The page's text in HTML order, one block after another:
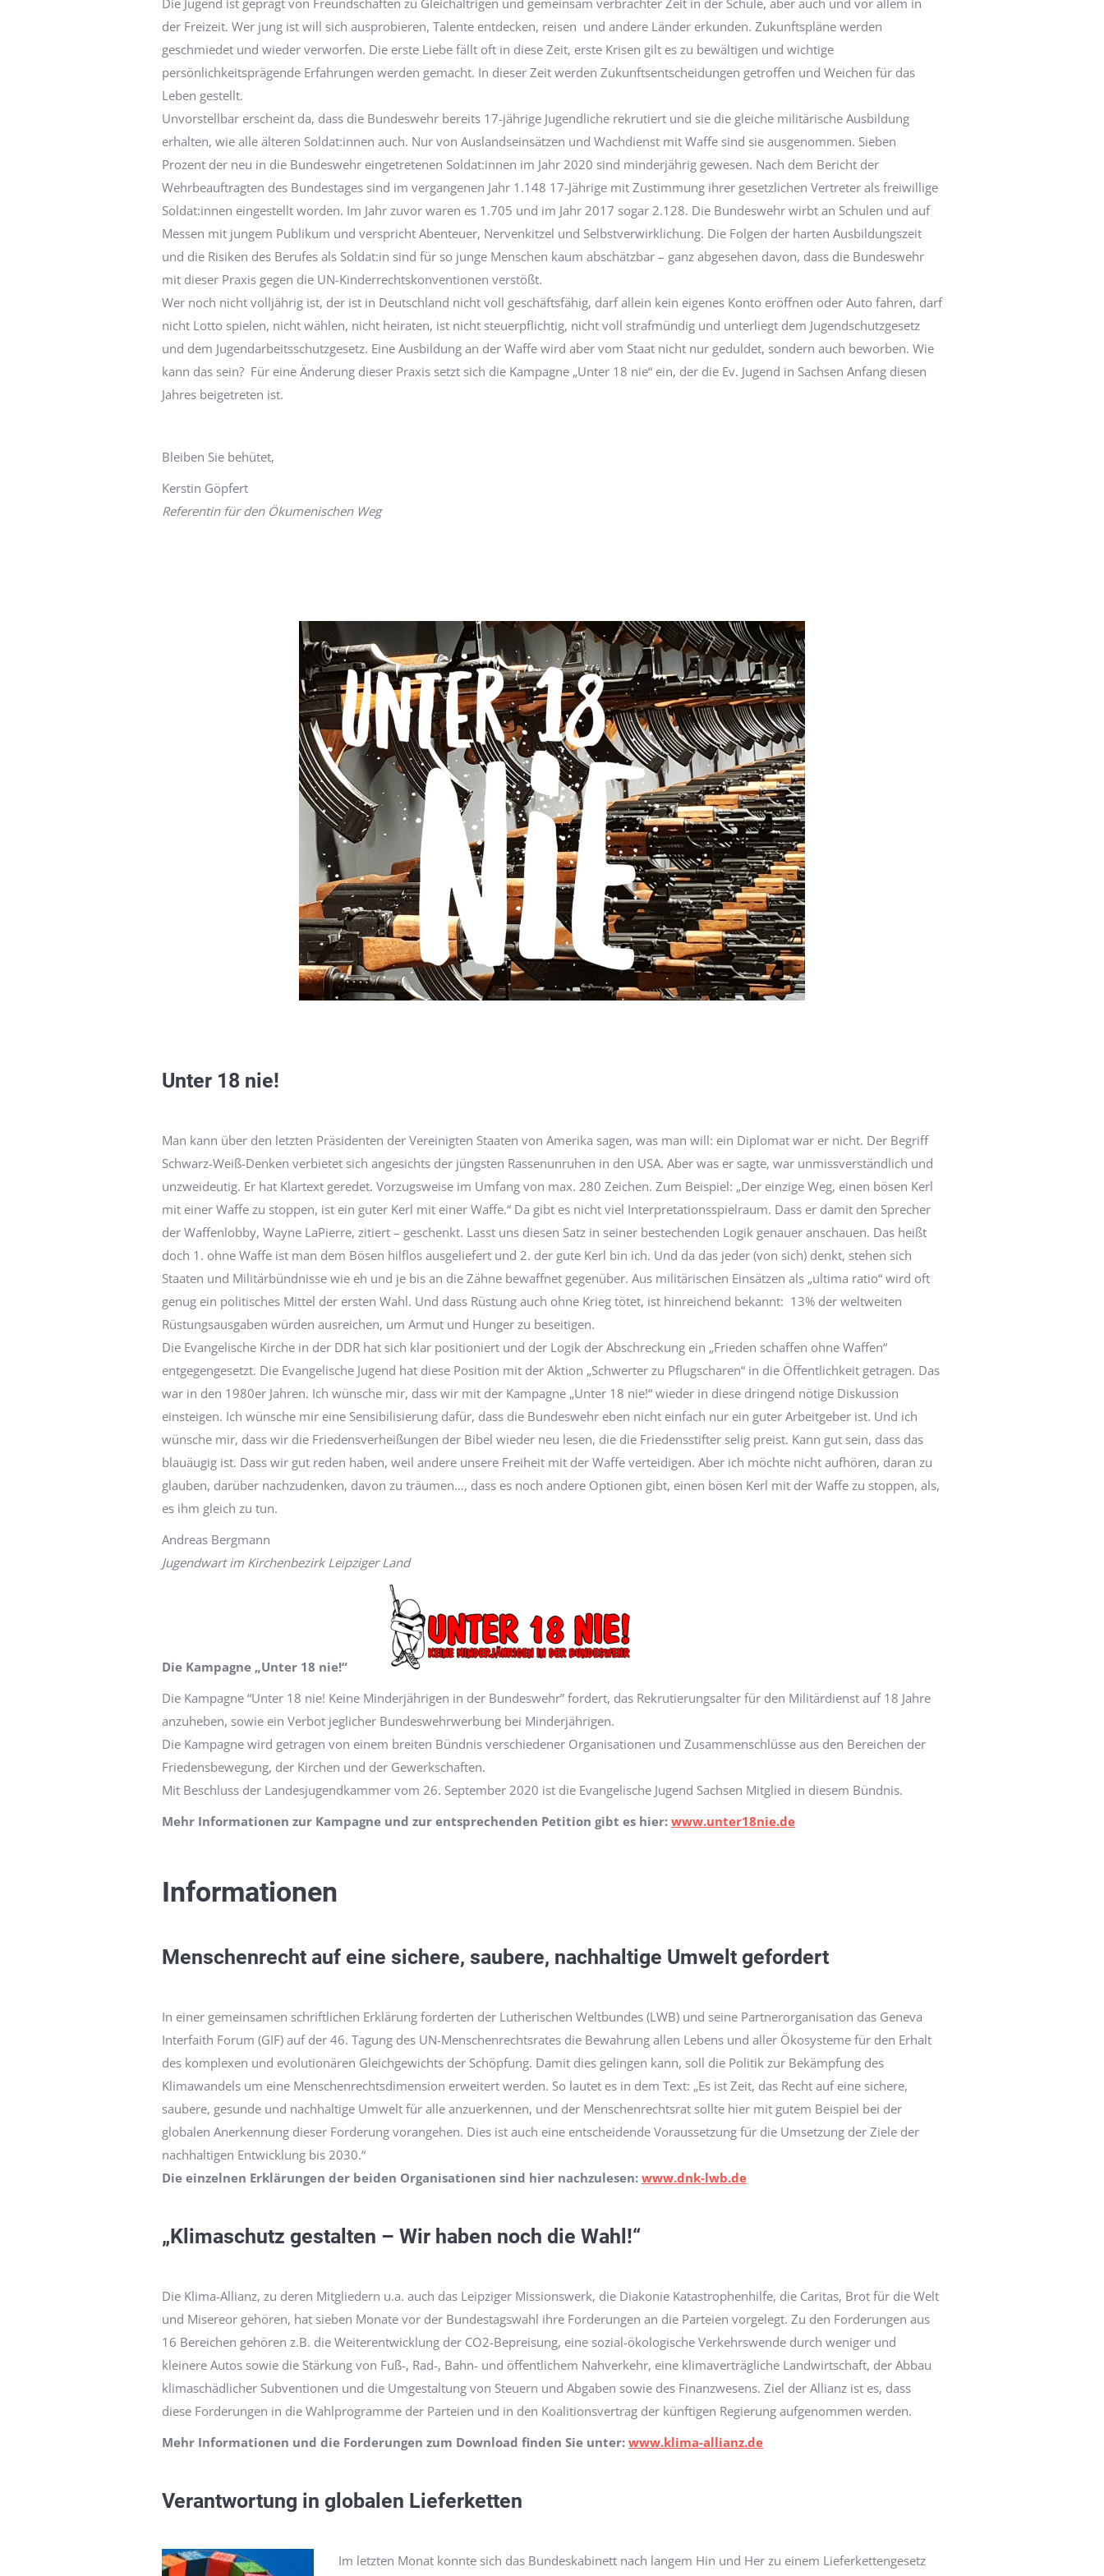
Die Jugend ist geprägt von Freundschaften zu Gleichaltrigen und gemeinsam verbrachter Zeit in der Schule, aber auch und vor allem in
der Freizeit. Wer jung ist will sich ausprobieren, Talente entdecken, reisen und andere Länder erkunden. Zukunftspläne werden
geschmiedet und wieder verworfen. Die erste Liebe fällt oft in diese Zeit, erste Krisen gilt es zu bewältigen und wichtige
persönlichkeitsprägende Erfahrungen werden gemacht. In dieser Zeit werden Zukunftsentscheidungen getroffen und Weichen für das
Leben gestellt.
Unvorstellbar erscheint da, dass die Bundeswehr bereits 17-jährige Jugendliche rekrutiert und sie die gleiche militärische Ausbildung
erhalten, wie alle älteren Soldat:innen auch. Nur von Auslandseinsätzen und Wachdienst mit Waffe sind sie ausgenommen. Sieben
Prozent der neu in die Bundeswehr eingetretenen Soldat:innen im Jahr 2020 sind minderjährig gewesen. Nach dem Bericht der
Wehrbeauftragten des Bundestages sind im vergangenen Jahr 1.148 17-Jährige mit Zustimmung ihrer gesetzlichen Vertreter als freiwillige
Soldat:innen eingestellt worden. Im Jahr zuvor waren es 1.705 und im Jahr 2017 sogar 2.128. Die Bundeswehr wirbt an Schulen und auf
Messen mit jungem Publikum und verspricht Abenteuer, Nervenkitzel und Selbstverwirklichung. Die Folgen der harten Ausbildungszeit
und die Risiken des Berufes als Soldat:in sind für so junge Menschen kaum abschätzbar – ganz abgesehen davon, dass die Bundeswehr
mit dieser Praxis gegen die UN-Kinderrechtskonventionen verstößt.
Wer noch nicht volljährig ist, der ist in Deutschland nicht voll geschäftsfähig, darf allein kein eigenes Konto eröffnen oder Auto fahren, darf
nicht Lotto spielen, nicht wählen, nicht heiraten, ist nicht steuerpflichtig, nicht voll strafmündig und unterliegt dem Jugendschutzgesetz
und dem Jugendarbeitsschutzgesetz. Eine Ausbildung an der Waffe wird aber vom Staat nicht nur geduldet, sondern auch beworben. Wie
kann das sein? Für eine Änderung dieser Praxis setzt sich die Kampagne „Unter 18 nie“ ein, der die Ev. Jugend in Sachsen Anfang diesen
Jahres beigetreten ist.
Bleiben Sie behütet,
Kerstin Göpfert
Referentin für den Ökumenischen Weg
Unter 18 nie!
Man kann über den letzten Präsidenten der Vereinigten Staaten von Amerika sagen, was man will: ein Diplomat war er nicht. Der Begriff
Schwarz-Weiß-Denken verbietet sich angesichts der jüngsten Rassenunruhen in den USA. Aber was er sagte, war unmissverständlich und
unzweideutig. Er hat Klartext geredet. Vorzugsweise im Umfang von max. 280 Zeichen. Zum Beispiel: „Der einzige Weg, einen bösen Kerl
mit einer Waffe zu stoppen, ist ein guter Kerl mit einer Waffe.“ Da gibt es nicht viel Interpretationsspielraum. Dass er damit den Sprecher
der Waffenlobby, Wayne LaPierre, zitiert – geschenkt. Lasst uns diesen Satz in seiner bestechenden Logik genauer anschauen. Das heißt
doch 1. ohne Waffe ist man dem Bösen hilflos ausgeliefert und 2. der gute Kerl bin ich. Und da das jeder (von sich) denkt, stehen sich
Staaten und Militärbündnisse wie eh und je bis an die Zähne bewaffnet gegenüber. Aus militärischen Einsätzen als „ultima ratio“ wird oft
genug ein politisches Mittel der ersten Wahl. Und dass Rüstung auch ohne Krieg tötet, ist hinreichend bekannt: 13% der weltweiten
Rüstungsausgaben würden ausreichen, um Armut und Hunger zu beseitigen.
Die Evangelische Kirche in der DDR hat sich klar positioniert und der Logik der Abschreckung ein „Frieden schaffen ohne Waffen“
entgegengesetzt. Die Evangelische Jugend hat diese Position mit der Aktion „Schwerter zu Pflugscharen“ in die Öffentlichkeit getragen. Das
war in den 1980er Jahren. Ich wünsche mir, dass wir mit der Kampagne „Unter 18 nie!“ wieder in diese dringend nötige Diskussion
einsteigen. Ich wünsche mir eine Sensibilisierung dafür, dass die Bundeswehr eben nicht einfach nur ein guter Arbeitgeber ist. Und ich
wünsche mir, dass wir die Friedensverheißungen der Bibel wieder neu lesen, die die Friedensstifter selig preist. Kann gut sein, dass das
blauäugig ist. Dass wir gut reden haben, weil andere unsere Freiheit mit der Waffe verteidigen. Aber ich möchte nicht aufhören, daran zu
glauben, darüber nachzudenken, davon zu träumen…, dass es noch andere Optionen gibt, einen bösen Kerl mit der Waffe zu stoppen, als,
es ihm gleich zu tun.
Andreas Bergmann
Jugendwart im Kirchenbezirk Leipziger Land
Die Kampagne „Unter 18 nie!“
Die Kampagne “Unter 18 nie! Keine Minderjährigen in der Bundeswehr” fordert, das Rekrutierungsalter für den Militärdienst auf 18 Jahre
anzuheben, sowie ein Verbot jeglicher Bundeswehrwerbung bei Minderjährigen.
Die Kampagne wird getragen von einem breiten Bündnis verschiedener Organisationen und Zusammenschlüsse aus den Bereichen der
Friedensbewegung, der Kirchen und der Gewerkschaften.
Mit Beschluss der Landesjugendkammer vom 26. September 2020 ist die Evangelische Jugend Sachsen Mitglied in diesem Bündnis.
Mehr Informationen zur Kampagne und zur entsprechenden Petition gibt es hier: www.unter18nie.de
Informationen
Menschenrecht auf eine sichere, saubere, nachhaltige Umwelt gefordert
In einer gemeinsamen schriftlichen Erklärung forderten der Lutherischen Weltbundes (LWB) und seine Partnerorganisation das Geneva
Interfaith Forum (GIF) auf der 46. Tagung des UN-Menschenrechtsrates die Bewahrung allen Lebens und aller Ökosysteme für den Erhalt
des komplexen und evolutionären Gleichgewichts der Schöpfung. Damit dies gelingen kann, soll die Politik zur Bekämpfung des
Klimawandels um eine Menschenrechtsdimension erweitert werden. So lautet es in dem Text: „Es ist Zeit, das Recht auf eine sichere,
saubere, gesunde und nachhaltige Umwelt für alle anzuerkennen, und der Menschenrechtsrat sollte hier mit gutem Beispiel bei der
globalen Anerkennung dieser Forderung vorangehen. Dies ist auch eine entscheidende Voraussetzung für die Umsetzung der Ziele der
nachhaltigen Entwicklung bis 2030.“
Die einzelnen Erklärungen der beiden Organisationen sind hier nachzulesen: www.dnk-lwb.de
„Klimaschutz gestalten – Wir haben noch die Wahl!“
Die Klima-Allianz, zu deren Mitgliedern u.a. auch das Leipziger Missionswerk, die Diakonie Katastrophenhilfe, die Caritas, Brot für die Welt
und Misereor gehören, hat sieben Monate vor der Bundestagswahl ihre Forderungen an die Parteien vorgelegt. Zu den Forderungen aus
16 Bereichen gehören z.B. die Weiterentwicklung der CO2-Bepreisung, eine sozial-ökologische Verkehrswende durch weniger und
kleinere Autos sowie die Stärkung von Fuß-, Rad-, Bahn- und öffentlichem Nahverkehr, eine klimaverträgliche Landwirtschaft, der Abbau
klimaschädlicher Subventionen und die Umgestaltung von Steuern und Abgaben sowie des Finanzwesens. Ziel der Allianz ist es, dass
diese Forderungen in die Wahlprogramme der Parteien und in den Koalitionsvertrag der künftigen Regierung aufgenommen werden.
Mehr Informationen und die Forderungen zum Download finden Sie unter: www.klima-allianz.de
Verantwortung in globalen Lieferketten
Im letzten Monat konnte sich das Bundeskabinett nach langem Hin und Her zu einem Lieferkettengesetz